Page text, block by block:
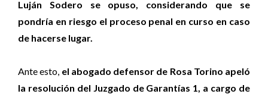
Luján Sodero se opuso, considerando que se
pondría en riesgo el proceso penal en curso en caso
de hacerse lugar.
Ante esto, el abogado defensor de Rosa Torino apeló
la resolución del Juzgado de Garantías 1, a cargo de